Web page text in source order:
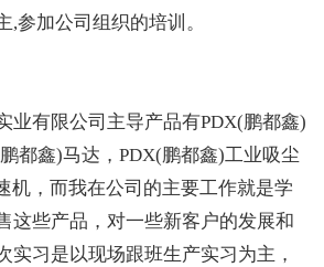
加公司组织的培训。
有限公司主导产品有PDX(鹏都鑫)
都鑫)马达，PDX(鹏都鑫)工业吸尘
机，而我在公司的主要工作就是学
这些产品，对一些新客户的发展和
实习是以现场跟班生产实习为主，